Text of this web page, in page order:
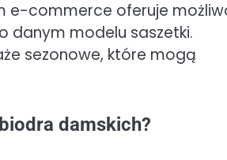
e-commerce oferuje
danym modelu saszetki.
sezonowe, które mogą
damskich?